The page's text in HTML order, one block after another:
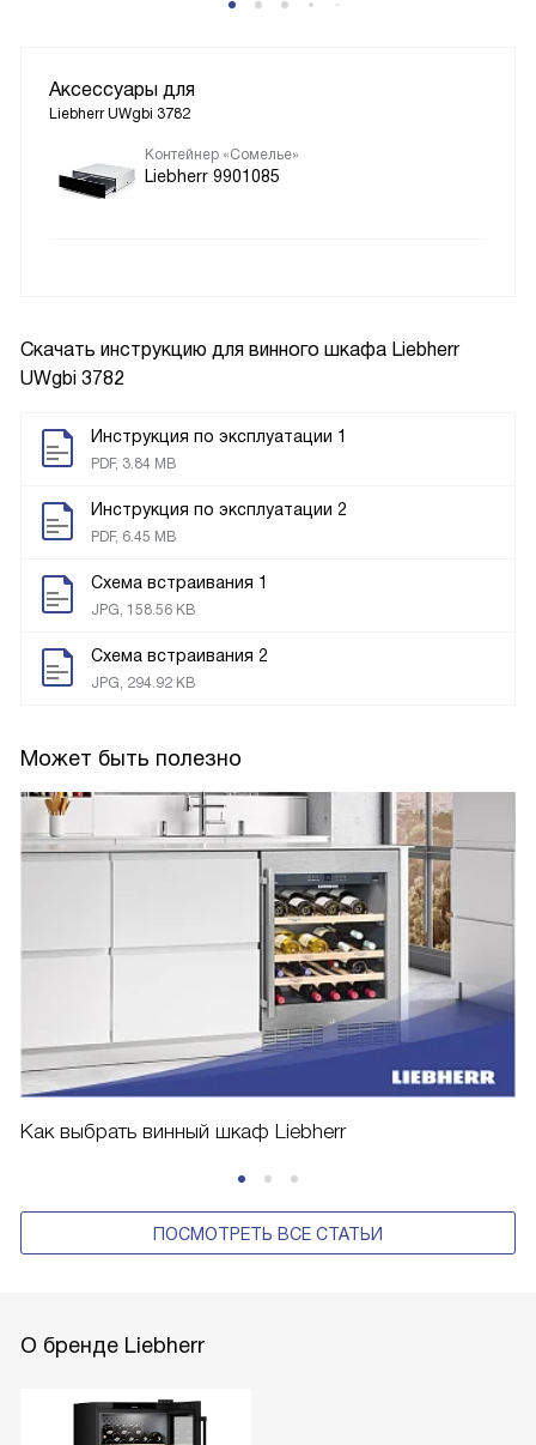
Скачать инструкцию для винного шкафа Liebherr
UWgbi 3782
Инструкция по эксплуатации 1
PDF, 3.84 MB
Инструкция по эксплуатации 2
PDF, 6.45 MB
Схема встраивания 1
JPG, 158.56 KB
Схема встраивания 2
JPG, 294.92 KB
Может быть полезно
Как выбрать винный шкаф Liebherr
ПОСМОТРЕТЬ ВСЕ СТАТЬИ
Аксессуары для
Liebherr UWgbi 3782
Контейнер «Сомелье»
Liebherr 9901085
О бренде Liebherr